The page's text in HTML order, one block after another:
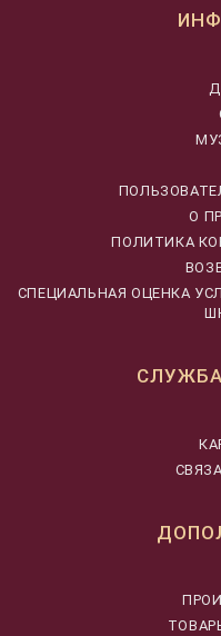
О
ПОЛИТИКА
CПЕЦИАЛЬНАЯ ОЦЕНКА